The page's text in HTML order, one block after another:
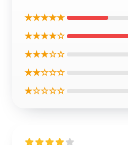
★★★★★
★★★★☆
★★★☆☆
★★☆☆☆
★☆☆☆☆